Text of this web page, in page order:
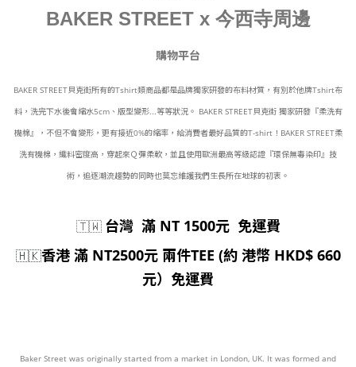
BAKER STREET x 今西寺周邊
購物平台
BAKER STREET貝克街所有的Tshirt類商品都是品牌獨家研發的布料材質，有別於他牌Tshirt布
料，洗完下水後會縮水5cm、版型變形...等等狀況。 BAKER STREET貝克街 獨家研發『柔洗有
機棉』，不但不會變形，更有接近0%的縮率，給消費者最好品質的T-shirt！BAKER STREET柔
洗有機棉，織料密度高，穿起來Ｑ彈柔軟，並且使用歐洲最高等級認證『環保無毒染印』技
術，追逐潮流趨勢的同時也莫忘維護我們生長所在地球的初衷。
🇹🇼 台灣 滿 NT 1500元 免運費
🇭🇰香港 滿 NT2500元 兩件TEE (約 港幣 HKD$ 660
元）免運費
Baker Street was originally started from a market in London, UK. It was formed and